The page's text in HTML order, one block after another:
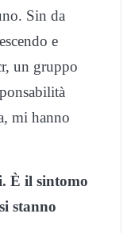
Sin da
e
un gruppo
mi hanno
È il sintomo
stanno